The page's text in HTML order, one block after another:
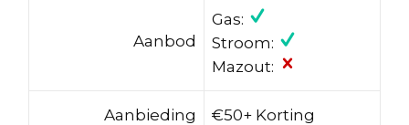
Aanbod
Gas:
Stroom:
Mazout:
Aanbieding €50+ Korting